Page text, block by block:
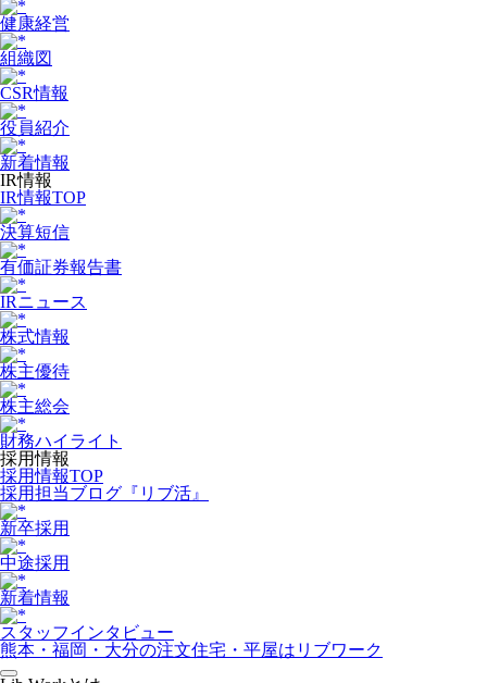
健康経営
組織図
CSR情報
役員紹介
新着情報
IR情報
IR情報TOP
決算短信
有価証券報告書
IRニュース
株式情報
株主優待
株主総会
財務ハイライト
採用情報
採用情報TOP
採用担当ブログ『リブ活』
新卒採用
中途採用
新着情報
スタッフインタビュー
熊本・福岡・大分の注文住宅・平屋はリブワーク